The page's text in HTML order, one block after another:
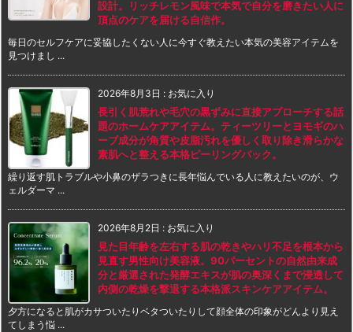
設計。リッチレモン風味で本気で自分を磨きたい人に
頂点のケアを届ける自信作。
毎日のセルフケアに妥協したくない人に今すぐ教えたい本気の美容アイテムを
見つけまし ...
2026年8月3日 : お気に入り
長引く肌荒れや毛穴の黒ずみに直接アプローチする話
題のホームケアアイテム。ティーツリーとヨモギのハ
ーブ成分が角質や皮脂汚れを優しく取り除き滑らかな
素肌へと整える本格ピーリングパック。
繰り返す肌トラブルや小鼻のザラつきに長年悩んでいる人に教えたいのが、ウ
ェルダーマ ...
2026年8月2日 : お気に入り
見た目年齢を左右する肌の乾きやハリ不足を根本から
見直す男性向け美容液。90パーセントの自然由来成
分と厳選された発酵エキスが肌の奥深くまで浸透して
内側の乾燥を撃退する本格派スキンケアアイテム。
夕方になると肌がカサついたりベタついたりして顔全体の印象がどんより見え
てしまう悩 ...